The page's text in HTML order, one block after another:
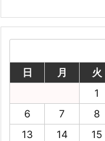
日
月 火
1
6
7 8
13
14 15